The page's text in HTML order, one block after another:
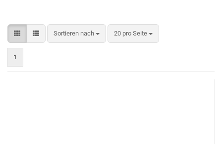
Sortieren nach
Sortieren nach 20 pro Seite
pro Seite
1